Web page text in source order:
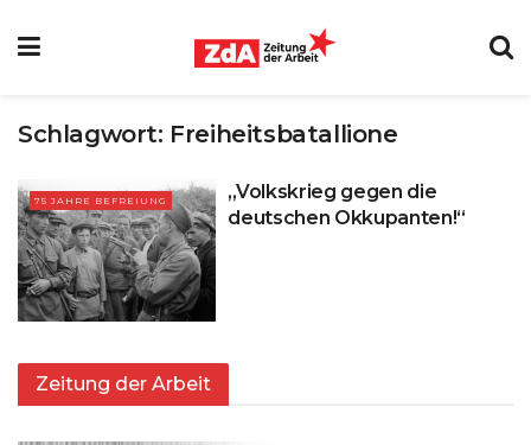
Schlagwort: Freiheitsbatallione
75 JAHRE BEFREIUNG
„Volkskrieg gegen die
deutschen Okkupanten!“
Zeitung der Arbeit